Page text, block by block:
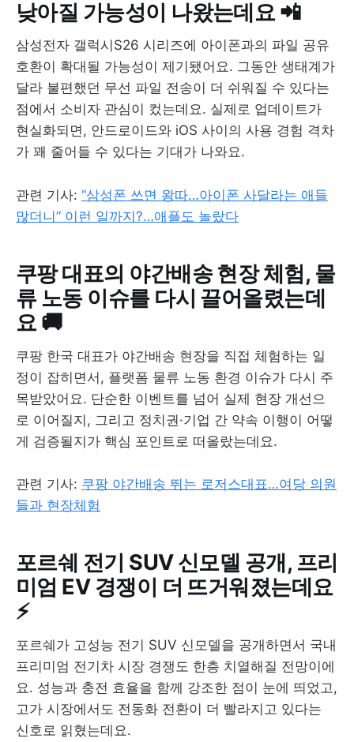
낮아질 가능성이 나왔는데요 📲
삼성전자 갤럭시S26 시리즈에 아이폰과의 파일 공유
호환이 확대될 가능성이 제기됐어요. 그동안 생태계가
달라 불편했던 무선 파일 전송이 더 쉬워질 수 있다는
점에서 소비자 관심이 컸는데요. 실제로 업데이트가
현실화되면, 안드로이드와 iOS 사이의 사용 경험 격차
가 꽤 줄어들 수 있다는 기대가 나와요.
관련 기사: “삼성폰 쓰면 왕따…아이폰 사달라는 애들
많더니” 이런 일까지?…애플도 놀랐다
쿠팡 대표의 야간배송 현장 체험, 물
류 노동 이슈를 다시 끌어올렸는데
요 🚚
쿠팡 한국 대표가 야간배송 현장을 직접 체험하는 일
정이 잡히면서, 플랫폼 물류 노동 환경 이슈가 다시 주
목받았어요. 단순한 이벤트를 넘어 실제 현장 개선으
로 이어질지, 그리고 정치권·기업 간 약속 이행이 어떻
게 검증될지가 핵심 포인트로 떠올랐는데요.
관련 기사: 쿠팡 야간배송 뛰는 로저스대표…여당 의원
들과 현장체험
포르쉐 전기 SUV 신모델 공개, 프리
미엄 EV 경쟁이 더 뜨거워졌는데요
⚡
포르쉐가 고성능 전기 SUV 신모델을 공개하면서 국내
프리미엄 전기차 시장 경쟁도 한층 치열해질 전망이에
요. 성능과 충전 효율을 함께 강조한 점이 눈에 띄었고,
고가 시장에서도 전동화 전환이 더 빨라지고 있다는
신호로 읽혔는데요.